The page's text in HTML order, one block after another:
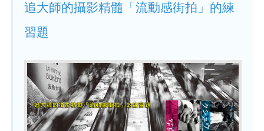
追大師的攝影精髓「流動感街拍」的練
習題